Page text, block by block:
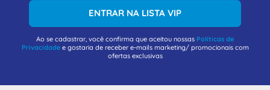
ENTRAR NA LISTA VIP
Ao se cadastrar, você confirma que aceitou nossas Políticas de
Privacidadee gostaria de receber e-mails marketing/ promocionais com
ofertas exclusivas